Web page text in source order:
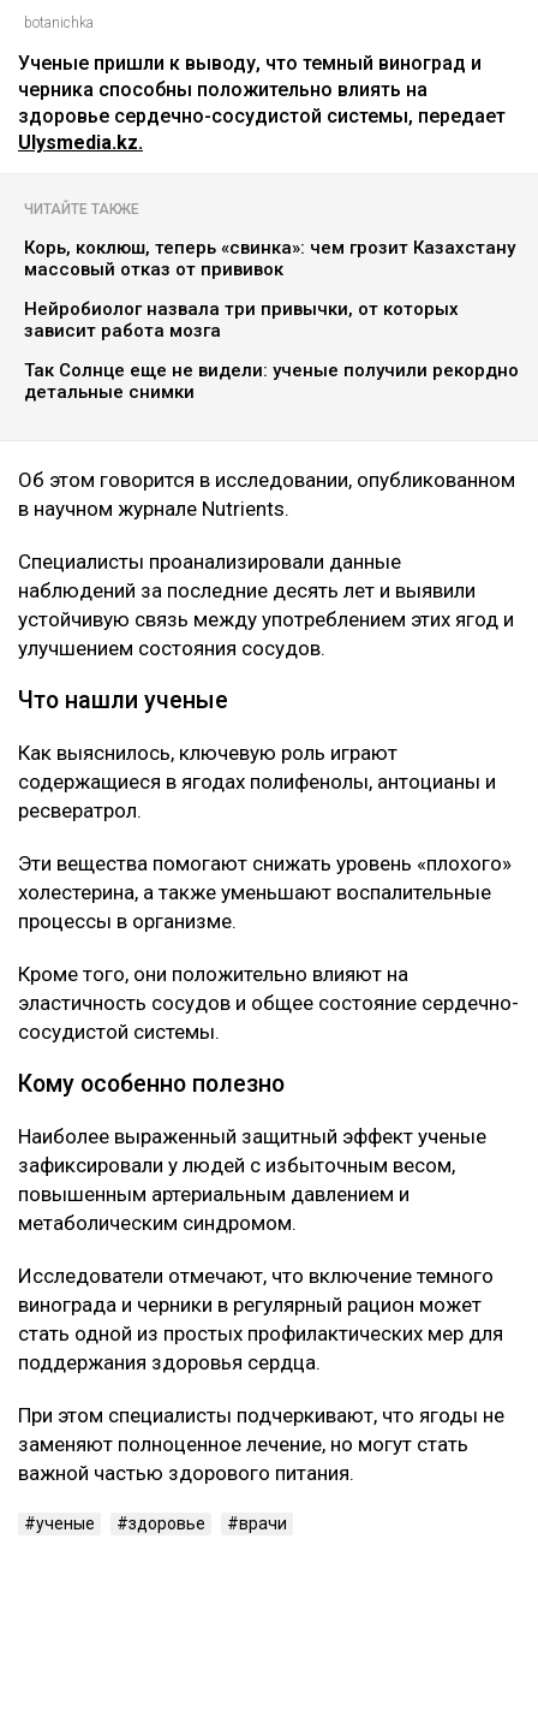
Главная Новости
Названы ягоды, снижающие
плохой холестерин и воспаление
botanichka
Ученые пришли к выводу, что темный виноград и
здоровье сердечно-сосудистой системы, передает
Ulysmedia.kz.
ЧИТАЙТЕ ТАКЖЕ
Корь, коклюш, теперь «свинка»: чем грозит Казахстану
массовый отказ от прививок
зависит работа мозга
Так Солнце еще не видели: ученые получили рекордно
детальные снимки
Об этом говорится в исследовании, опубликованном
в научном журнале Nutrients.
Специалисты проанализировали данные
наблюдений за последние десять лет и выявили
устойчивую связь между употреблением этих ягод и
улучшением состояния сосудов.
Что нашли ученые
Как выяснилось, ключевую роль играют
содержащиеся в ягодах полифенолы, антоцианы и